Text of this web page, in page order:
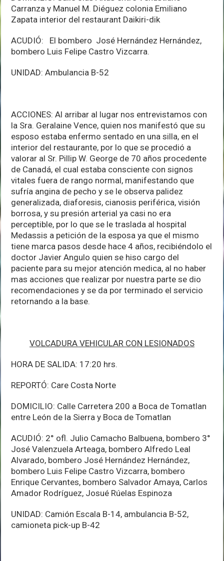
Carranza y Manuel M. Diéguez colonia Emiliano
Zapata interior del restaurant Daikiri-dik
ACUDIÓ: El bombero José Hernández Hernández,
bombero Luis Felipe Castro Vizcarra.
UNIDAD: Ambulancia B-52
ACCIONES: Al arribar al lugar nos entrevistamos con
la Sra. Geralaine Vence, quien nos manifestó que su
esposo estaba enfermo sentado en una silla, en el
interior del restaurante, por lo que se procedió a
valorar al Sr. Pillip W. George de 70 años procedente
de Canadá, el cual estaba consciente con signos
vitales fuera de rango normal, manifestando que
sufría angina de pecho y se le observa palidez
generalizada, diaforesis, cianosis periférica, visión
borrosa, y su presión arterial ya casi no era
perceptible, por lo que se le traslada al hospital
Medassis a petición de la esposa ya que el mismo
tiene marca pasos desde hace 4 años, recibiéndolo el
doctor Javier Angulo quien se hiso cargo del
paciente para su mejor atención medica, al no haber
mas acciones que realizar por nuestra parte se dio
recomendaciones y se da por terminado el servicio
retornando a la base.
VOLCADURA VEHICULAR CON LESIONADOS
HORA DE SALIDA: 17:20 hrs.
REPORTÓ: Care Costa Norte
DOMICILIO: Calle Carretera 200 a Boca de Tomatlan
entre León de la Sierra y Boca de Tomatlan
ACUDIÓ: 2° ofl. Julio Camacho Balbuena, bombero 3°
José Valenzuela Arteaga, bombero Alfredo Leal
Alvarado, bombero José Hernández Hernández,
bombero Luis Felipe Castro Vizcarra, bombero
Enrique Cervantes, bombero Salvador Amaya, Carlos
Amador Rodríguez, Josué Rúelas Espinoza
UNIDAD: Camión Escala B-14, ambulancia B-52,
camioneta pick-up B-42